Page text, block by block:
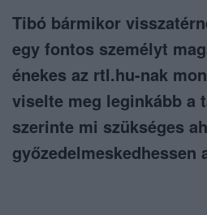
Tibó bármikor
egy fontos személyt
énekes az rtl.hu-nak
viselte meg leginkább a
szerinte mi szükséges
győzedelmeskedhessen